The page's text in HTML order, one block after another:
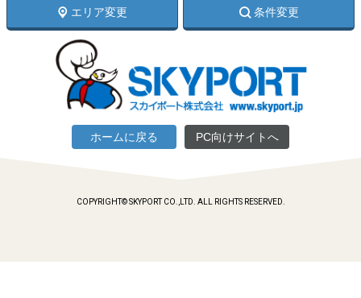
エリア変更 条件変更
ホームに戻る PC向けサイトへ
COPYRIGHT© SKYPORT CO.,LTD. ALL RIGHTS RESERVED.